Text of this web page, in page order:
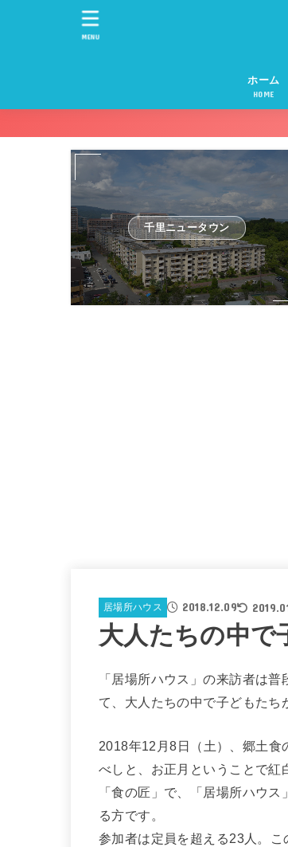
ホーム
HOME
MENU
千里ニュータウン
居場所ハウス 2018.12.09
大人たちの中で
「居場所ハウス」の来訪者は
て、大人たちの中で子どもたち
2018年12月8日（土）、郷土食
べしと、お正月ということで紅
「食の匠」で、「居場所ハウ
る方です。
参加者は定員を超える23人。こ